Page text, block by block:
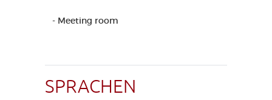
- Meeting room
SPRACHEN